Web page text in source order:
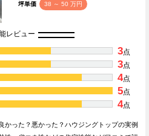
坪単価 38 ～ 50 万円
レビュー
3点
3点
4点
5点
4点
かった？悪かった？ハウジングトップの実例